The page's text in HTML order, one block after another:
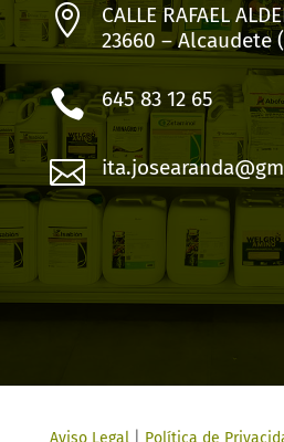

CALLE RAFAEL
23660 – Alcaudete
 645 83 12 65

Aviso Legal| Política de